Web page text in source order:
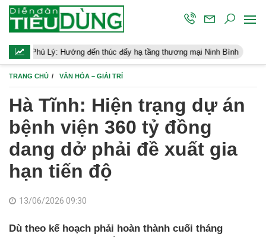
đến thúc đẩy hạ tầng thương mại Ninh Bình Điều hành kinh
TRANG CHỦ VĂN HÓA – GIẢI TRÍ
Hà Tĩnh: Hiện trạng dự án
bệnh viện 360 tỷ đồng
dang dở phải đề xuất gia
hạn tiến độ
13/06/2026 09:30
Dù theo kế hoạch phải hoàn thành cuối tháng